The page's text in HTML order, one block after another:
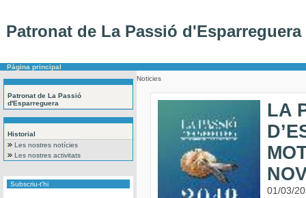
Patronat de La Passió d'Esparreguera
Pàgina principal
Patronat de La Passió
d'Esparreguera
Historial
Les nostres notícies
Les nostres activitats
Subscriu-t'hi
Noticies
LA
01/03/